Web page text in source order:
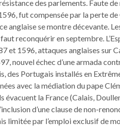
des parlements. Faute
fut compensée par la perte
anglaise se montre décevante.
reconquérir en septembre.
et 1596, attaques anglaises sur
nouvel échec d’une armada
des Portugais installés en
avec la médiation du pape
évacuent la France (Calais,
d’une clause de non-
limitée par l’emploi exclusif de